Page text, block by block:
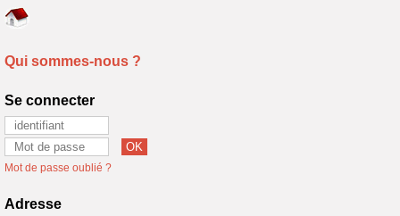
Qui sommes-nous ?
Se connecter
Mot de passe oublié ?
Adresse